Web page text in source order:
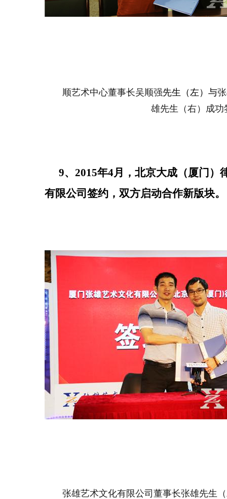
顺艺术中心董事长吴顺强先生（左）与
雄先生（右）成功
9、2015年4月，北京大成（厦门）
有限公司签约，双方启动合作新版块。
张雄艺术文化有限公司董事长张雄先生